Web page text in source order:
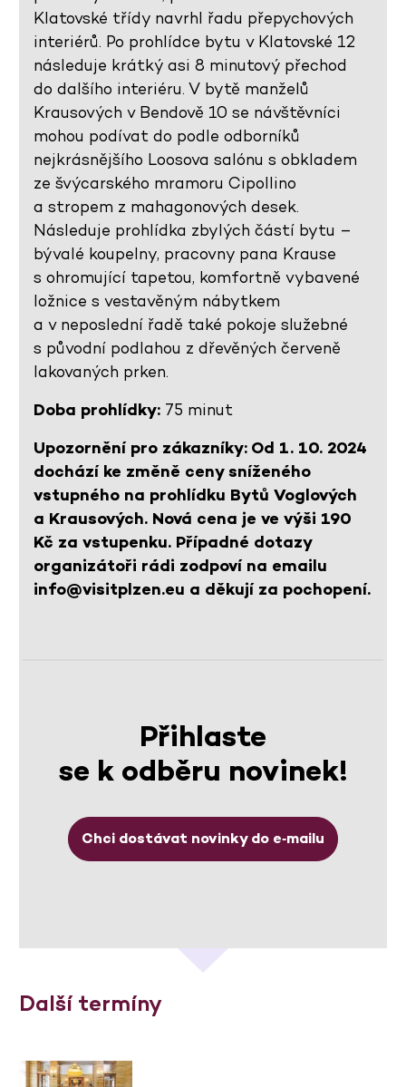
Klatovské třídy navrhl řadu přepychových
interiérů. Po prohlídce bytu v Klatovské 12
následuje krátký asi 8 minutový přechod
do dalšího interiéru. V bytě manželů
Krausových v Bendově 10 se návštěvníci
mohou podívat do podle odborníků
nejkrásnějšího Loosova salónu s obkladem
ze švýcarského mramoru Cipollino
a stropem z mahagonových desek.
Následuje prohlídka zbylých částí bytu –
bývalé koupelny, pracovny pana Krause
s ohromující tapetou, komfortně vybavené
ložnice s vestavěným nábytkem
a v neposlední řadě také pokoje služebné
s původní podlahou z dřevěných červeně
lakovaných prken.
Doba prohlídky: 75 minut
Upozornění pro zákazníky: Od 1. 10. 2024
dochází ke změně ceny sníženého
vstupného na prohlídku Bytů Voglových
a Krausových. Nová cena je ve výši 190
Kč za vstupenku. Případné dotazy
organizátoři rádi zodpoví na emailu
info@visitplzen.eu a děkují za pochopení.
Přihlaste
se k odběru novinek!
Chci dostávat novinky do e‑mailu
Další termíny